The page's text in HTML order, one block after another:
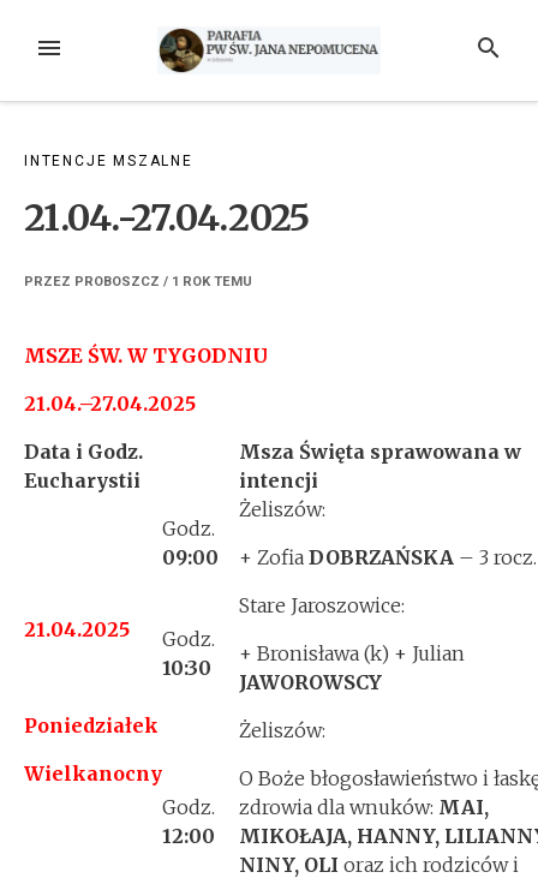
MENU SZUKAJ
INTENCJE MSZALNE
21.04.-27.04.2025
PRZEZ PROBOSZCZ / 1 ROK TEMU
MSZE ŚW. W TYGODNIU
21.04.–27.04.2025
Data i Godz.
Eucharystii
Msza Święta sprawowana w
intencji
21.04.2025
Poniedziałek
Wielkanocny
Godz.
09:00
Żeliszów:
+ Zofia DOBRZAŃSKA – 3
Godz.
10:30
Stare Jaroszowice:
+ Bronisława (k) + Julian
JAWOROWSCY
Godz.
12:00
Żeliszów:
O Boże błogosławieństwo i
zdrowia dla wnuków: MAI,
MIKOŁAJA, HANNY,
NINY, OLI oraz ich rodziców i